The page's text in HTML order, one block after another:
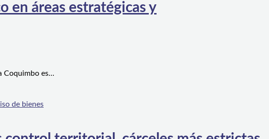
en áreas estratégicas y
Coquimbo es…